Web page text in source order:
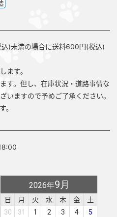
)未満の場合に送料600円(税込)
ます。
す。但し、在庫状況・道路事情な
いますので予めご了承ください。
。
2026年9月
日 月 火 水 木 金 土
30 31 1 2 3 4
5